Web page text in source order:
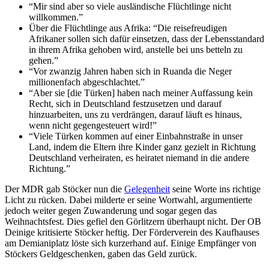
“Mir sind aber so viele ausländische Flüchtlinge nicht
willkommen.”
Über die Flüchtlinge aus Afrika: “Die reisefreudigen
Afrikaner sollen sich dafür einsetzen, dass der Lebensstandard
in ihrem Afrika gehoben wird, anstelle bei uns betteln zu
gehen.”
“Vor zwanzig Jahren haben sich in Ruanda die Neger
millionenfach abgeschlachtet.”
“Aber sie [die Türken] haben nach meiner Auffassung kein
Recht, sich in Deutschland festzusetzen und darauf
hinzuarbeiten, uns zu verdrängen, darauf läuft es hinaus,
wenn nicht gegengesteuert wird!”
“Viele Türken kommen auf einer Einbahnstraße in unser
Land, indem die Eltern ihre Kinder ganz gezielt in Richtung
Deutschland verheiraten, es heiratet niemand in die andere
Richtung.”
Der MDR gab Stöcker nun die Gelegenheit seine Worte ins richtige
Licht zu rücken. Dabei milderte er seine Wortwahl, argumentierte
jedoch weiter gegen Zuwanderung und sogar gegen das
Weihnachtsfest. Dies gefiel den Görlitzern überhaupt nicht. Der OB
Deinige kritisierte Stöcker heftig. Der Förderverein des Kaufhauses
am Demianiplatz löste sich kurzerhand auf. Einige Empfänger von
Stöckers Geldgeschenken, gaben das Geld zurück.